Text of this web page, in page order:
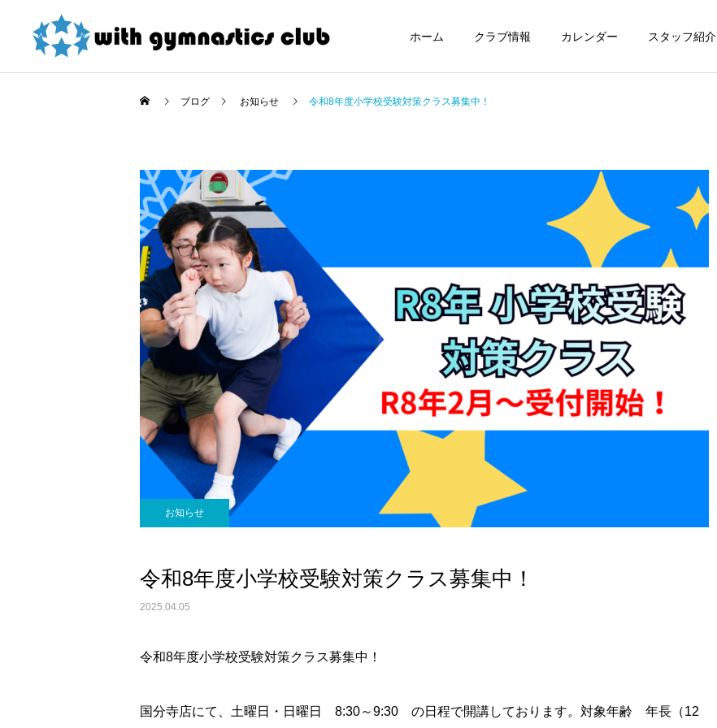
ホーム クラブ情報 カレンダー スタッフ紹介
お知らせ
令和8年度未就園児クラス
新規会員様募集中！
４段、６段閉脚跳び～
定期情報
ウィズ体操クラブ 練習の
様子
ブログ お知らせ 令和8年度小学校受験対策クラス募集中！
お知らせ
令和8年度小学校受験対策クラス募集中！
2025.04.05
令和8年度小学校受験対策クラス募集中！
国分寺店にて、土曜日・日曜日 8:30～9:30 の日程で開講しております。対象年齢 年長（12